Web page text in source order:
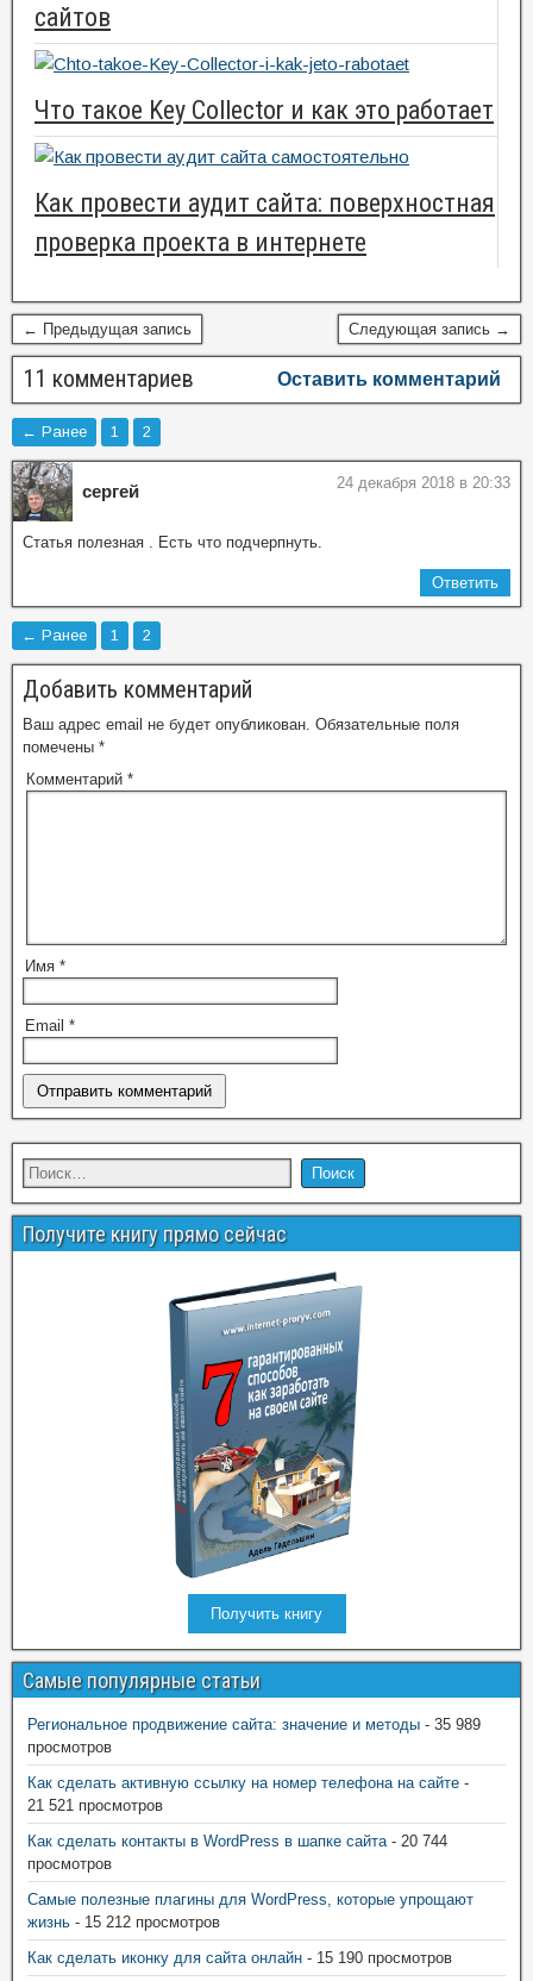
сайтов
Что такое Key Collector и как это работает
Как провести аудит сайта: поверхностная
проверка проекта в интернете
← Предыдущая запись Следующая запись →
11 комментариев Оставить комментарий
← Ранее 1 2
сергей 24 декабря 2018 в 20:33
Статья полезная . Есть что подчерпнуть.
Ответить
← Ранее 1 2
Добавить комментарий
Ваш адрес email не будет опубликован. Обязательные поля
помечены *
Комментарий *
Имя *
Email *
Получите книгу прямо сейчас
Получить книгу
Самые популярные статьи
Региональное продвижение сайта: значение и методы - 35 989
просмотров
Как сделать активную ссылку на номер телефона на сайте -
21 521 просмотров
Как сделать контакты в WordPress в шапке сайта- 20 744
просмотров
Самые полезные плагины для WordPress, которые упрощают
жизнь - 15 212 просмотров
Как сделать иконку для сайта онлайн - 15 190 просмотров